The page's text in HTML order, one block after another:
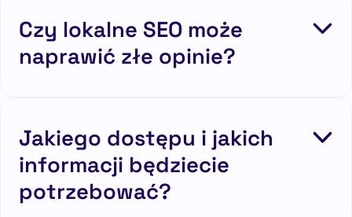
Czy lokalne SEO może
naprawić złe opinie?
Jakiego dostępu i jakich
informacji będziecie
potrzebować?